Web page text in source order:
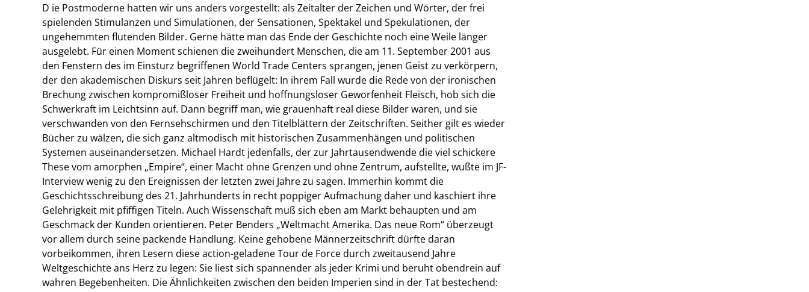
D ie Postmoderne hatten wir uns anders vorgestellt: als Zeitalter der Zeichen und Wörter, der frei
spielenden Stimulanzen und Simulationen, der Sensationen, Spektakel und Spekulationen, der
ungehemmten flutenden Bilder. Gerne hätte man das Ende der Geschichte noch eine Weile länger
ausgelebt. Für einen Moment schienen die zweihundert Menschen, die am 11. September 2001 aus
den Fenstern des im Einsturz begriffenen World Trade Centers sprangen, jenen Geist zu verkörpern,
der den akademischen Diskurs seit Jahren beflügelt: In ihrem Fall wurde die Rede von der ironischen
Brechung zwischen kompromißloser Freiheit und hoffnungsloser Geworfenheit Fleisch, hob sich die
Schwerkraft im Leichtsinn auf. Dann begriff man, wie grauenhaft real diese Bilder waren, und sie
verschwanden von den Fernsehschirmen und den Titelblättern der Zeitschriften. Seither gilt es wieder
Bücher zu wälzen, die sich ganz altmodisch mit historischen Zusammenhängen und politischen
Systemen auseinandersetzen. Michael Hardt jedenfalls, der zur Jahrtausendwende die viel schickere
These vom amorphen „Empire“, einer Macht ohne Grenzen und ohne Zentrum, aufstellte, wußte im JF-
Interview wenig zu den Ereignissen der letzten zwei Jahre zu sagen. Immerhin kommt die
Geschichtsschreibung des 21. Jahrhunderts in recht poppiger Aufmachung daher und kaschiert ihre
Gelehrigkeit mit pfiffigen Titeln. Auch Wissenschaft muß sich eben am Markt behaupten und am
Geschmack der Kunden orientieren. Peter Benders „Weltmacht Amerika. Das neue Rom“ überzeugt
vor allem durch seine packende Handlung. Keine gehobene Männerzeitschrift dürfte daran
vorbeikommen, ihren Lesern diese action-geladene Tour de Force durch zweitausend Jahre
Weltgeschichte ans Herz zu legen: Sie liest sich spannender als jeder Krimi und beruht obendrein auf
wahren Begebenheiten. Die Ähnlichkeiten zwischen den beiden Imperien sind in der Tat bestechend: